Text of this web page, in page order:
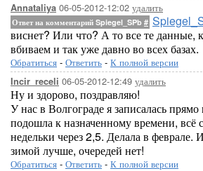
Annataliya 06-05-2012-12:02 удалить
Ответ на комментарий Spiegel_SPb #
виснет? Или что? А то все те данные,
вбиваем и так уже давно во всех базах.
Обратиться - Ответить - К полной версии
Incir_receli 06-05-2012-12:49 удалить
Ну и здорово, поздравляю!
У нас в Волгограде я записалась
подошла к назначенному времени, всё
недельки через 2,5. Делала в феврале.
зимой лучше, очередей нет!
Обратиться - Ответить - К полной версии